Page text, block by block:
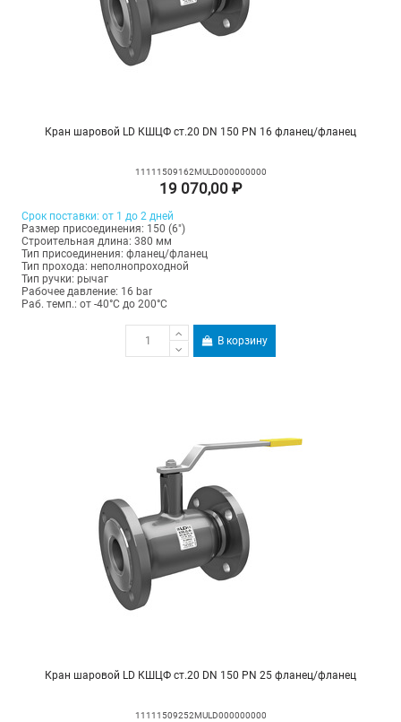
Кран шаровой LD КШЦФ ст.20 DN 150 PN 16 фланец/фланец
11111509162MULD000000000
19 070,00 ₽
Срок поставки: от 1 до 2 дней
Размер присоединения: 150 (6")
Строительная длина: 380 мм
Тип присоединения: фланец/фланец
Тип прохода: неполнопроходной
Тип ручки: рычаг
Рабочее давление: 16 bar
Раб. темп.: от -40°C до 200°C
В корзину
Кран шаровой LD КШЦФ ст.20 DN 150 PN 25 фланец/фланец
11111509252MULD000000000